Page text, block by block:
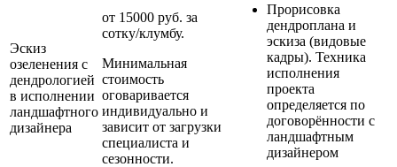
Эскиз
озеленения с
дендрологией
в исполнении
ландшафтного
дизайнера
от 15000 руб. за
сотку/клумбу.
Минимальная
стоимость
оговаривается
индивидуально и
зависит от загрузки
специалиста и
сезонности.
Прорисовка
дендроплана и
эскиза (видовые
кадры). Техника
исполнения
проекта
определяется по
договорённости с
ландшафтным
дизайнером